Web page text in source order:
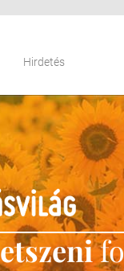
Hirdetés